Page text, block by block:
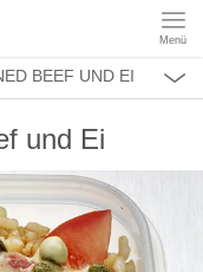
Menü
BEEF UND EI
und Ei